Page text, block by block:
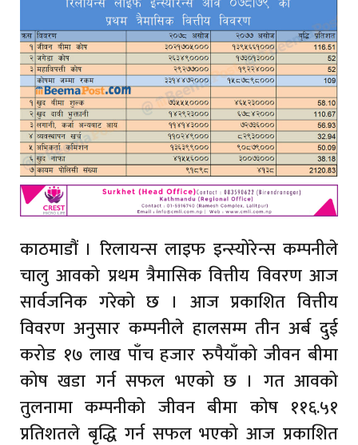
काठमाडौं । रिलायन्स लाइफ इन्स्योरेन्स कम्पनीले
चालु आवको प्रथम त्रैमासिक वित्तीय विवरण आज
सार्वजनिक गरेको छ । आज प्रकाशित वित्तीय
विवरण अनुसार कम्पनीले हालसम्म तीन अर्ब दुई
करोड १७ लाख पाँच हजार रुपैयाँको जीवन बीमा
कोष खडा गर्न सफल भएको छ । गत आवको
तुलनामा कम्पनीको जीवन बीमा कोष ११६.५१
प्रतिशतले बृद्धि गर्न सफल भएको आज प्रकाशित